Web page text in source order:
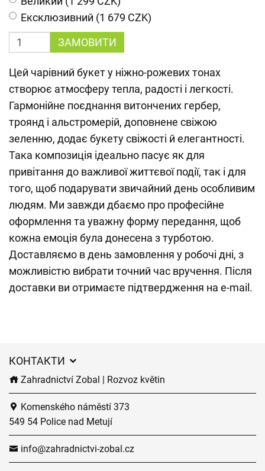
Ексклюзивний (1 679 CZK)
ЗАМОВИТИ
Цей чарівний букет у ніжно-рожевих тонах
створює атмосферу тепла, радості і легкості.
Гармонійне поєднання витончених гербер,
троянд і альстромерій, доповнене свіжою
зеленню, додає букету свіжості й елегантності.
Така композиція ідеально пасує як для
привітання до важливої життєвої події, так і для
того, щоб подарувати звичайний день особливим
людям. Ми завжди дбаємо про професійне
оформлення та уважну форму передання, щоб
кожна емоція була донесена з турботою.
Доставляємо в день замовлення у робочі дні, з
можливістю вибрати точний час вручення. Після
доставки ви отримаєте підтвердження на e-mail.
КОНТАКТИ
Zahradnictví Zobal | Rozvoz květin
Komenského náměstí 373
549 54 Police nad Metují
info@zahradnictvi-zobal.cz